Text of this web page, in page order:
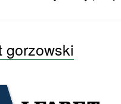
gorzowski